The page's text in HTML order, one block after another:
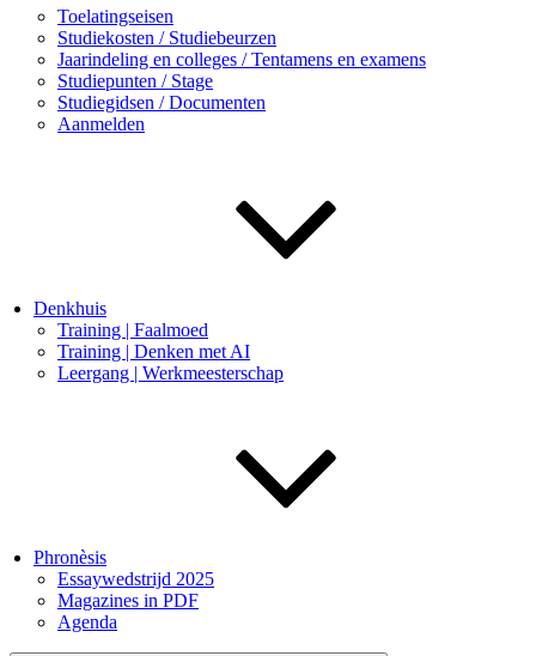
Toelatingseisen
Studiekosten / Studiebeurzen
Jaarindeling en colleges / Tentamens en examens
Studiepunten / Stage
Studiegidsen / Documenten
Aanmelden
Denkhuis
Training | Faalmoed
Training | Denken met AI
Leergang | Werkmeesterschap
Phronèsis
Essaywedstrijd 2025
Magazines in PDF
Agenda